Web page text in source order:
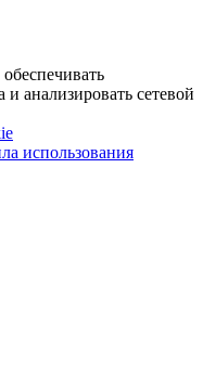
анализировать сетевой
использования